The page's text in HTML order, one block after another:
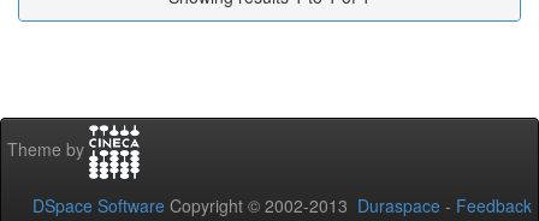
Theme by
DSpace Software Copyright © 2002-2013 Duraspace - Feedback